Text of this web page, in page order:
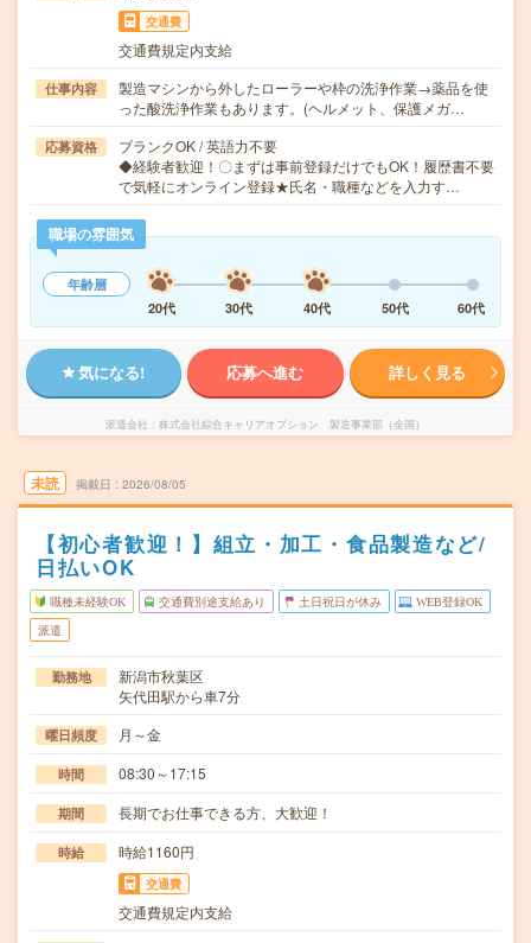
交通費
交通費規定内支給
仕事内容
製造マシンから外したローラーや枠の洗浄作業→薬品を使
った酸洗浄作業もあります。(ヘルメット、保護メガ…
応募資格
ブランクOK / 英語力不要
◆経験者歓迎！〇まずは事前登録だけでもOK！履歴書不要
で気軽にオンライン登録★氏名・職種などを入力す…
職場の雰囲気
年齢層
20代
30代 40代 50代 60代
気になる! 応募へ進む 詳しく見る
派遣会社 株式会社綜合キャリアオプション 製造事業部（全国）
未読 掲載日 2026/08/05
【初心者歓迎！】組立・加工・食品製造など/
日払いOK
職種未経験OK 交通費別途支給あり 土日祝日が休み WEB登録OK
派遣
勤務地
新潟市秋葉区
矢代田駅から車7分
曜日頻度 月～金
時間 08:30～17:15
期間 長期でお仕事できる方、大歓迎！
時給 時給1160円
交通費
交通費規定内支給